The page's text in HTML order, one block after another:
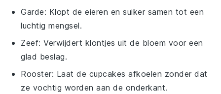
Garde: Klopt de eieren en suiker samen tot een
luchtig mengsel.
Zeef: Verwijdert klontjes uit de bloem voor een
glad beslag.
Rooster: Laat de cupcakes afkoelen zonder dat
ze vochtig worden aan de onderkant.